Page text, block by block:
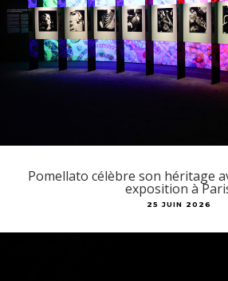
Pomellato célèbre son héritage
exposition à
25 JUIN 2026